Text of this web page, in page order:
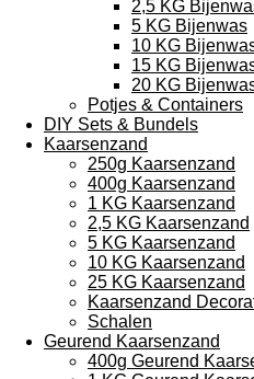
2,5 KG
5 KG Bijenwas
10 KG
15 KG
20 KG
Potjes & Containers
DIY Sets & Bundels
Kaarsenzand
250g Kaarsenzand
400g Kaarsenzand
1 KG Kaarsenzand
2,5 KG Kaarsenzand
5 KG Kaarsenzand
10 KG Kaarsenzand
25 KG Kaarsenzand
Kaarsenzand
Schalen
Geurend Kaarsenzand
400g Geurend